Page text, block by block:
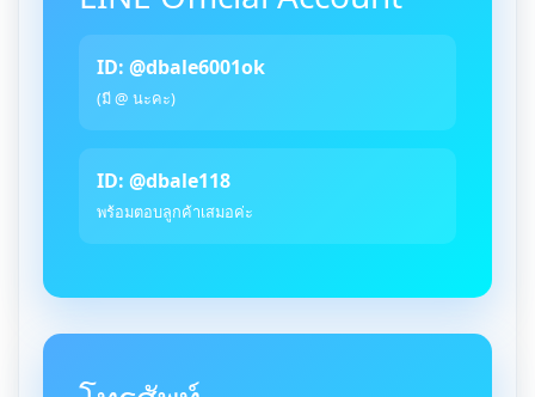
ID: @dbale6001ok
(มี @ นะคะ)
ID: @dbale118
พร้อมตอบลูกค้าเสมอค่ะ